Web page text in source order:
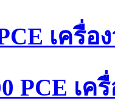
เครื่
PCE เ